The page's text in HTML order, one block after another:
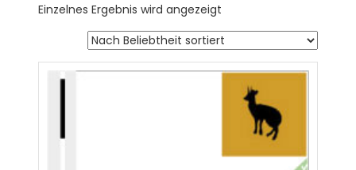
Einzelnes Ergebnis wird angezeigt